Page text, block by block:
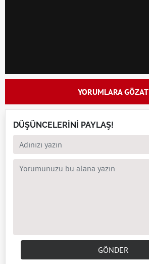
YORUMLARA GÖZAT
DÜŞÜNCELERİNİ PAYLAŞ!
GÖNDER